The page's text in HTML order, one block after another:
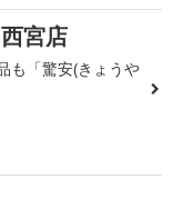
宮店
も「驚安(きょうや